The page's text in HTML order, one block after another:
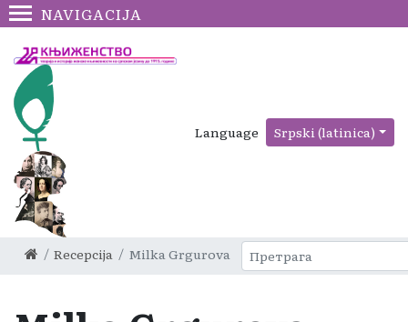
NAVIGACIJA
Language Srpski (latinica)
Recepcija Milka Grgurova